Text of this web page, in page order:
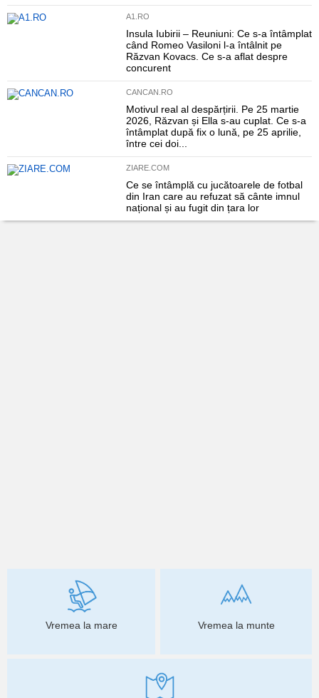
A1.RO
Insula Iubirii – Reuniuni: Ce s-a întâmplat
când Romeo Vasiloni l-a întâlnit pe
Răzvan Kovacs. Ce s-a aflat despre
concurent
CANCAN.RO
Motivul real al despărțirii. Pe 25 martie
2026, Răzvan și Ella s-au cuplat. Ce s-a
întâmplat după fix o lună, pe 25 aprilie,
între cei doi...
ZIARE.COM
Ce se întâmplă cu jucătoarele de fotbal
din Iran care au refuzat să cânte imnul
național și au fugit din țara lor
Vremea la mare Vremea la munte